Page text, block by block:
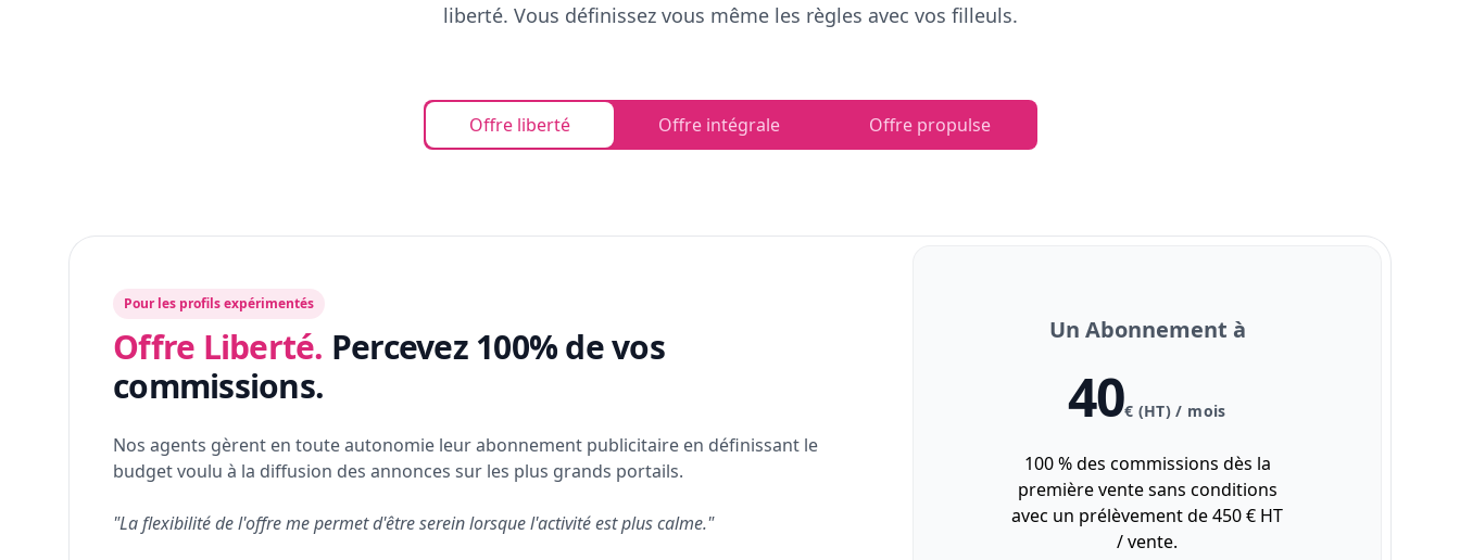
liberté. Vous définissez vous même les règles avec vos filleuls.
Offre liberté Offre intégrale Offre propulse
Pour les profils expérimentés
Offre Liberté. Percevez 100% de vos
commissions.
Nos agents gèrent en toute autonomie leur abonnement publicitaire en définissant le
budget voulu à la diffusion des annonces sur les plus grands portails.
"La flexibilité de l'offre me permet d'être serein lorsque l'activité est plus calme."
Un Abonnement à
40€ (HT) / mois
100 % des commissions dès la
première vente sans conditions
avec un prélèvement de 450 € HT
/ vente.